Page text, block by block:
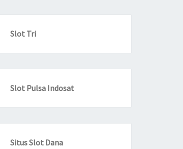
Slot Tri
Slot Pulsa Indosat
Situs Slot Dana